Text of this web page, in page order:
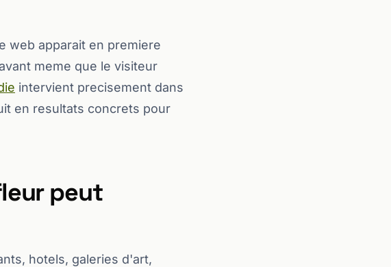
web apparait en premiere
meme que le visiteur
intervient precisement dans
en resultats concrets pour
peut
hotels, galeries d'art,